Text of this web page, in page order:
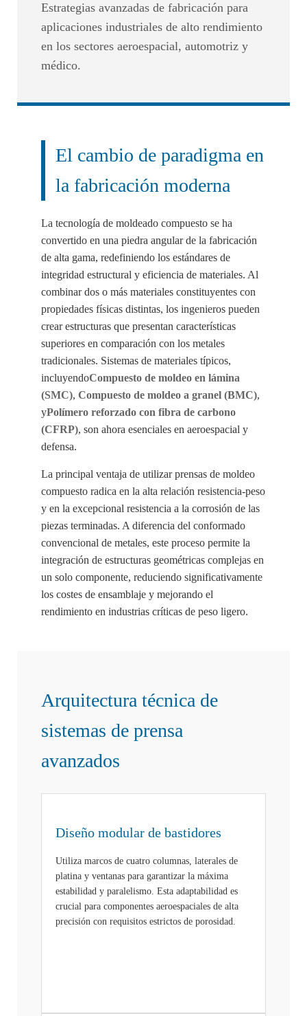
Estrategias avanzadas de fabricación para
aplicaciones industriales de alto rendimiento
en los sectores aeroespacial, automotriz y
médico.
El cambio de paradigma en
la fabricación moderna
La tecnología de moldeado compuesto se ha
convertido en una piedra angular de la fabricación
de alta gama, redefiniendo los estándares de
integridad estructural y eficiencia de materiales. Al
combinar dos o más materiales constituyentes con
propiedades físicas distintas, los ingenieros pueden
crear estructuras que presentan características
superiores en comparación con los metales
tradicionales. Sistemas de materiales típicos,
incluyendoCompuesto de moldeo en lámina
(SMC), Compuesto de moldeo a granel (BMC),
yPolímero reforzado con fibra de carbono
(CFRP), son ahora esenciales en aeroespacial y
defensa.
La principal ventaja de utilizar prensas de moldeo
compuesto radica en la alta relación resistencia-peso
y en la excepcional resistencia a la corrosión de las
piezas terminadas. A diferencia del conformado
convencional de metales, este proceso permite la
integración de estructuras geométricas complejas en
un solo componente, reduciendo significativamente
los costes de ensamblaje y mejorando el
rendimiento en industrias críticas de peso ligero.
Arquitectura técnica de
sistemas de prensa
avanzados
Diseño modular de bastidores
Utiliza marcos de cuatro columnas, laterales de
platina y ventanas para garantizar la máxima
estabilidad y paralelismo. Esta adaptabilidad es
crucial para componentes aeroespaciales de alta
precisión con requisitos estrictos de porosidad.